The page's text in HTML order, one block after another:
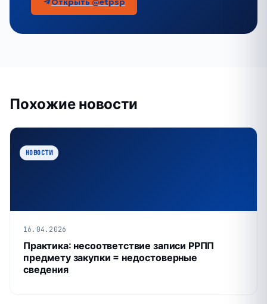
Похожие новости
НОВОСТИ
16.04.2026
Практика: несоответствие записи РРПП
предмету закупки = недостоверные
сведения